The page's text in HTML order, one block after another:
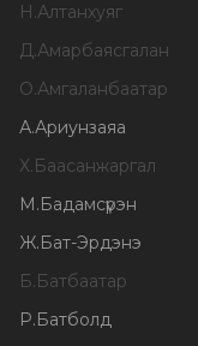
Н.Алтанхуяг
Д.Амарбаясгалан
О.Амгаланбаатар
А.Ариунзаяа
Х.Баасанжаргал
М.Бадамсүрэн
Ж.Бат-Эрдэнэ
Б.Батбаатар
Р.Батболд